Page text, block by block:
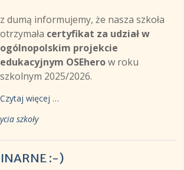
z dumą informujemy, że nasza szkoła
otrzymała certyfikat za udział w
ogólnopolskim projekcie
edukacyjnym OSEherow roku
szkolnym 2025/2026.
Czytaj więcej …
szkoły
:-)